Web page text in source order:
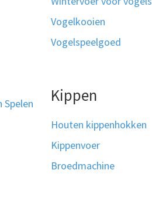
Spelen
Vogelkooien
Vogelspeelgoed
Kippen
Houten kippenhokken
Kippenvoer
Broedmachine